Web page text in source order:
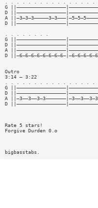
G
D
A
D
G
D
A
D
Outro
3:14 — 3:22
G
D
A
D
Rate 5 stars!
Forgive Durden 0.o
bigbasstabs.